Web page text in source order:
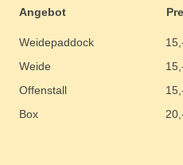
Angebot
Weidepaddock
Weide
Offenstall
Box